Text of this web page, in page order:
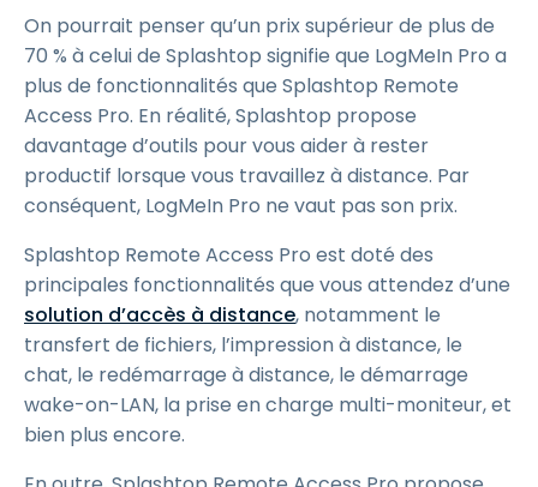
On pourrait penser qu’un prix supérieur de plus de
70 % à celui de Splashtop signifie que LogMeIn Pro a
plus de fonctionnalités que Splashtop Remote
Access Pro. En réalité, Splashtop propose
davantage d’outils pour vous aider à rester
productif lorsque vous travaillez à distance. Par
conséquent, LogMeIn Pro ne vaut pas son prix.
Splashtop Remote Access Pro est doté des
principales fonctionnalités que vous attendez d’une
solution d’accès à distance, notamment le
transfert de fichiers, l’impression à distance, le
chat, le redémarrage à distance, le démarrage
wake-on-LAN, la prise en charge multi-moniteur, et
bien plus encore.